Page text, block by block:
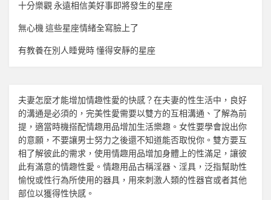
十分樂觀 永遠相信美好事即將發生的星座
無心機 這些星座情緒全寫臉上了
有教養在別人睡覺時 懂得安靜的星座
夫妻怎麼才能增加情趣性愛的快感？在夫妻的性生活中，良好
的溝通是必須的，完美性愛需要以雙方的互相溝通、了解為前
提，適當時機搭配情趣用品增加生活樂趣。女性要學會說出你
的意願，不要讓男士努力之後還不知道能否取悅你。雙方要互
相了解彼此的需求，使用情趣用品增加身體上的性滿足，讓彼
此有滿意的情趣性愛。 情趣用品古稱淫器、淫具，泛指幫助性
愉悅或性行為所使用的器具，用來刺激人類的性器官或者其他
部位以獲得性快感。